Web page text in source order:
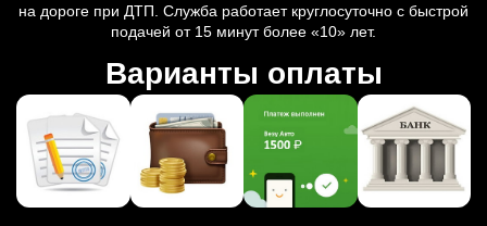
на дороге при ДТП. Служба работает круглосуточно с быстрой
подачей от 15 минут более «10» лет.
Варианты оплаты